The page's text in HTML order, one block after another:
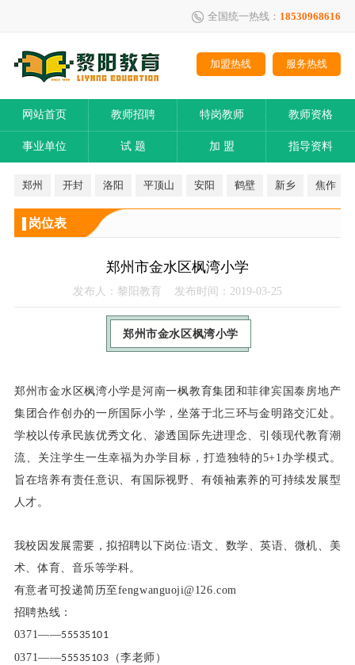
全国统一热线： 18530968616
加盟热线 服务热线
网站首页 教师招聘 特岗教师 教师资格
事业单位 试 题 加 盟 指导资料
郑州 开封 洛阳 平顶山 安阳 鹤壁 新乡 焦作
岗位表
郑州市金水区枫湾小学
发布人：黎阳教育 发布时间：2019-03-25
郑州市金水区枫湾小学
郑州市金水区枫湾小学是河南一枫教育集团和菲律宾国泰房地产
集团合作创办的一所国际小学，坐落于北三环与金明路交汇处。
学校以传承民族优秀文化、渗透国际先进理念、引领现代教育潮
流、关注学生一生幸福为办学目标，打造独特的5+1办学模式。
旨在培养有责任意识、有国际视野、有领袖素养的可持续发展型
人才。
我校因发展需要，拟招聘以下岗位:语文、数学、英语、微机、美
术、体育、音乐等学科。
有意者可投递简历至fengwanguoji@126.com
招聘热线：
0371——55535101
0371——55535103 （李老师）